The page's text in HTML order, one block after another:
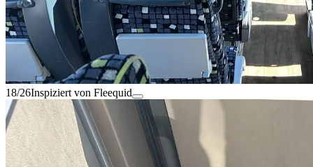
18/26Inspiziert von Fleequid